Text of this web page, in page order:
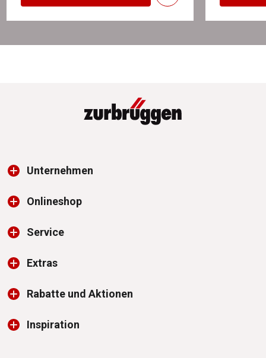
Unternehmen
Onlineshop
Service
Extras
Rabatte und Aktionen
Inspiration